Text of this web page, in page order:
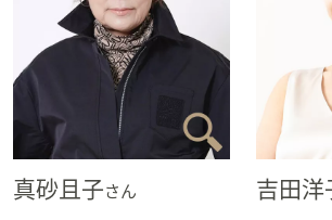
真砂且子さん 吉田洋